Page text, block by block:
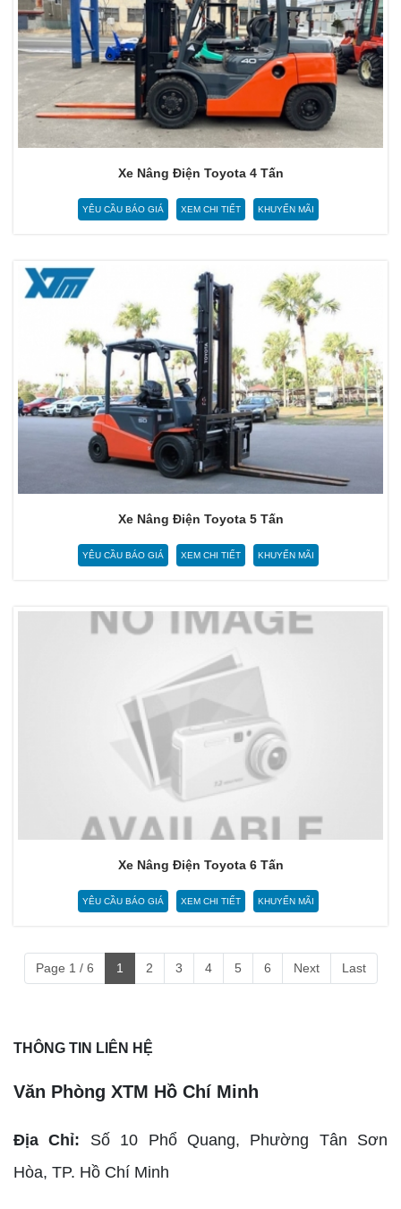
Xe Nâng Điện Toyota 4 Tấn
YÊU CẦU BÁO GIÁ XEM CHI TIẾT KHUYẾN MÃI
Xe Nâng Điện Toyota 5 Tấn
YÊU CẦU BÁO GIÁ XEM CHI TIẾT KHUYẾN MÃI
Xe Nâng Điện Toyota 6 Tấn
YÊU CẦU BÁO GIÁ XEM CHI TIẾT KHUYẾN MÃI
Page 1 / 6 1 2 3 4 5 6 Next Last
THÔNG TIN LIÊN HỆ
Văn Phòng XTM Hồ Chí Minh
Địa Chỉ: Số 10 Phổ Quang, Phường Tân Sơn
Hòa, TP. Hồ Chí Minh